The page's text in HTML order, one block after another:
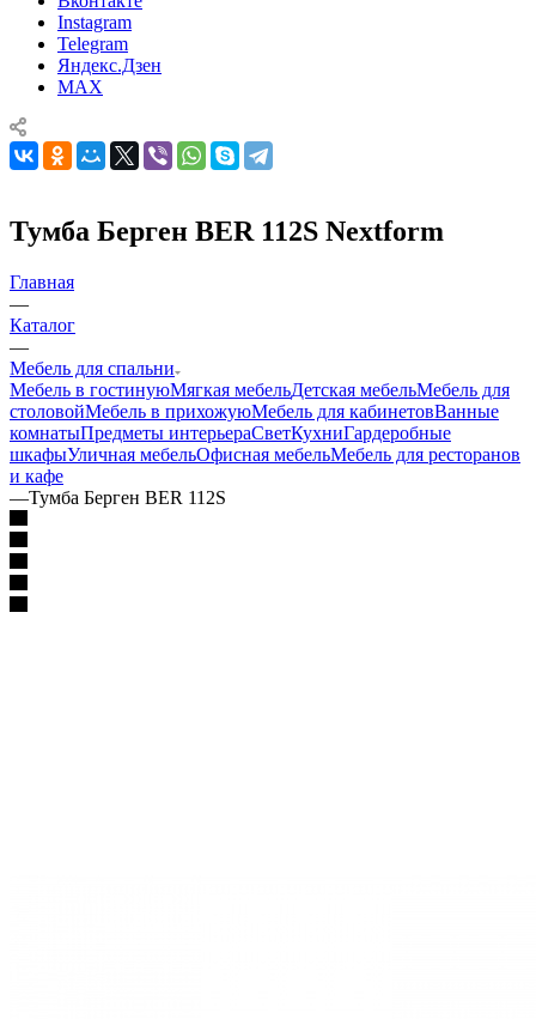
Instagram
Telegram
Яндекс.Дзен
MAX
Тумба Берген BER 112S Nextform
Главная
—
Каталог
—
Мебель для спальни
Мебель в гостинуюМягкая мебельДетская мебельМебель для
столовойМебель в прихожуюМебель для кабинетовВанные
комнатыПредметы интерьераСветКухниГардеробные
шкафыУличная мебельОфисная мебельМебель для ресторанов
и кафе
—Тумба Берген BER 112S